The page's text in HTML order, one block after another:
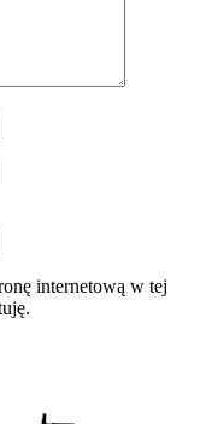
internetową w tej